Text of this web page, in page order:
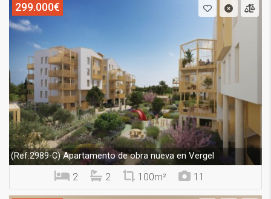
299.000€
(Ref.2989-C)Apartamento de obra nueva en Vergel
2 2 100m² 11